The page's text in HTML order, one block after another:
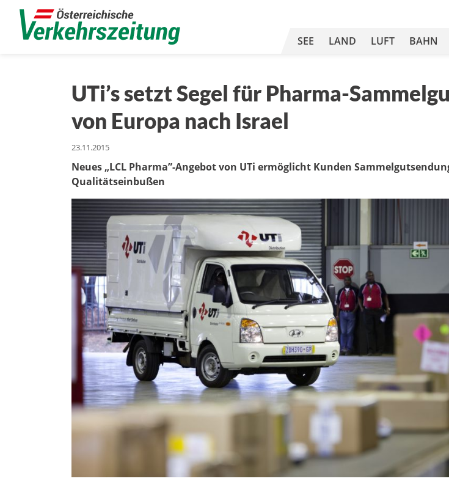
SEE LAND LUFT BAHN
UTi’s setzt Segel für Pharma-
von Europa nach Israel
23.11.2015
Neues „LCL Pharma”-Angebot von UTi ermöglicht Kunden
Qualitätseinbußen